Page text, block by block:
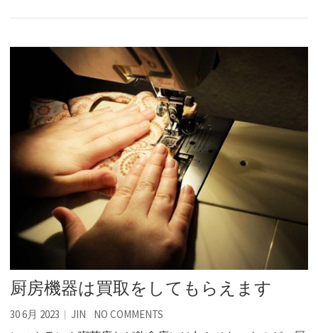
厨房機器は買取をしてもらえます
30 6月 2023 JIN NO COMMENTS